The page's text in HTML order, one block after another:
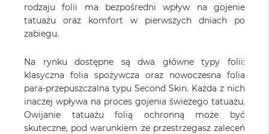
rodzaju folii ma bezpośredni wpływ na gojenie
tatuażu oraz komfort w pierwszych dniach po
zabiegu.
Na rynku dostępne są dwa główne typy folii:
klasyczna folia spożywcza oraz nowoczesna folia
para-przepuszczalna typu Second Skin. Każda z nich
inaczej wpływa na proces gojenia świeżego tatuażu.
Owijanie tatuażu folią ochronną może być
skuteczne, pod warunkiem że przestrzegasz zaleceń